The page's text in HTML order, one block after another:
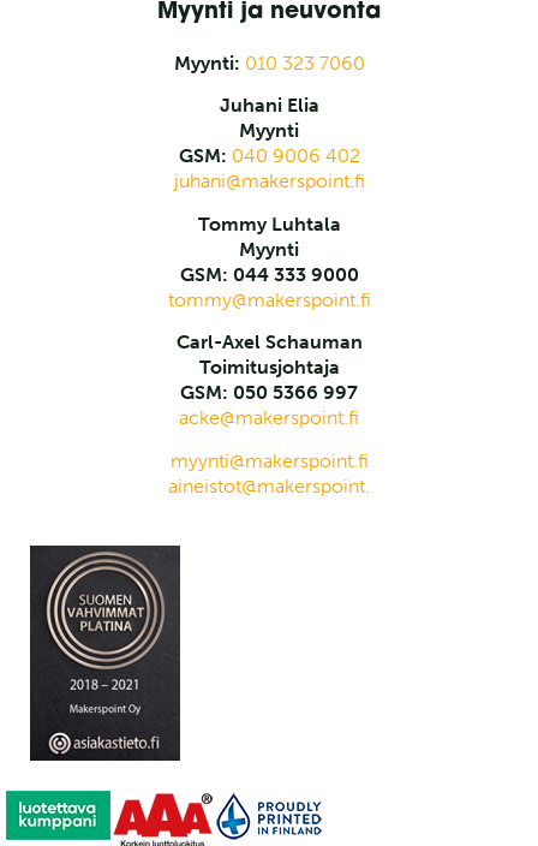
Myynti ja neuvonta
Myynti: 010 323 7060
Juhani Elia
Myynti
GSM: 040 9006 402
juhani@makerspoint.fi
Tommy Luhtala
Myynti
GSM: 044 333 9000
tommy@makerspoint.fi
Carl-Axel Schauman
Toimitusjohtaja
GSM: 050 5366 997
acke@makerspoint.fi
myynti@makerspoint.fi
aineistot@makerspoint.